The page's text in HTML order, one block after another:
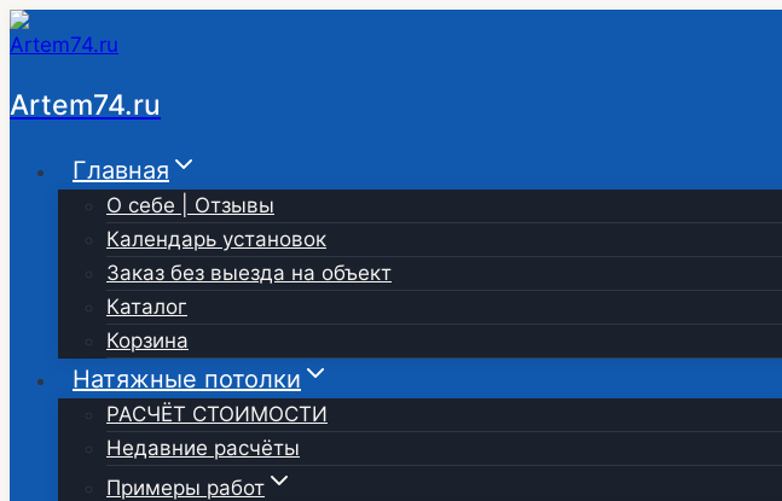
Перейти
к
содержимому
Artem74.ru
Главная
О себе | Отзывы
Календарь установок
Заказ без выезда на объект
Каталог
Корзина
Натяжные потолки
РАСЧЁТ СТОИМОСТИ
Недавние расчёты
Примеры работ